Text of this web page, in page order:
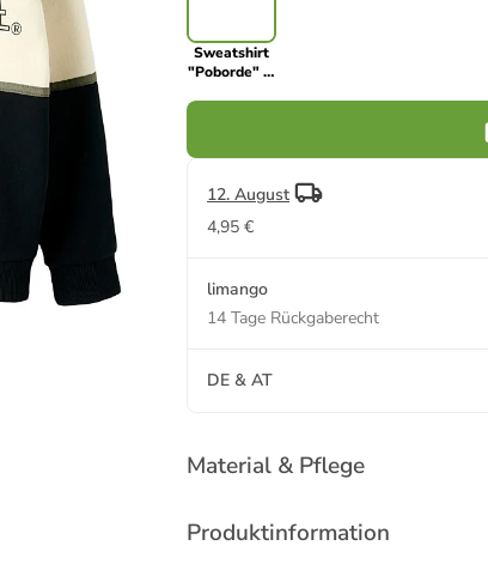
Sweatshirt
"Poborde" in
12. August
4,95 €
limango
14 Tage Rückgaberecht
DE & AT
Material & Pflege
Produktinformation